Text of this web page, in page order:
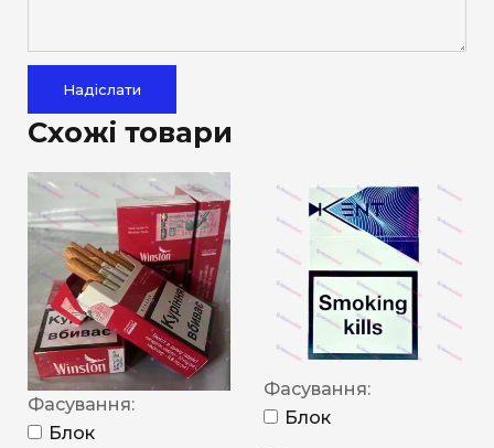
Надіслати
Схожі товари
Фасування:
Блок
Фасування:
Блок